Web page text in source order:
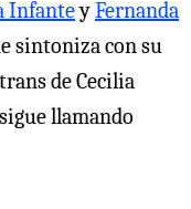
InfanteyFernanda
sintoniza con su
de Cecilia
llamando